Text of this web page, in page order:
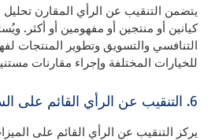
يتضمن التنقيب عن الرأي المقارن تحليل
كيانين أو منتجين أو مفهومين أو أكثر.
التنافسي والتسويق وتطوير المنتجات
للخيارات المختلفة وإجراء مقارنات
6. التنقيب عن الرأي القائم على السمات
يركز التنقيب عن الرأي القائم على